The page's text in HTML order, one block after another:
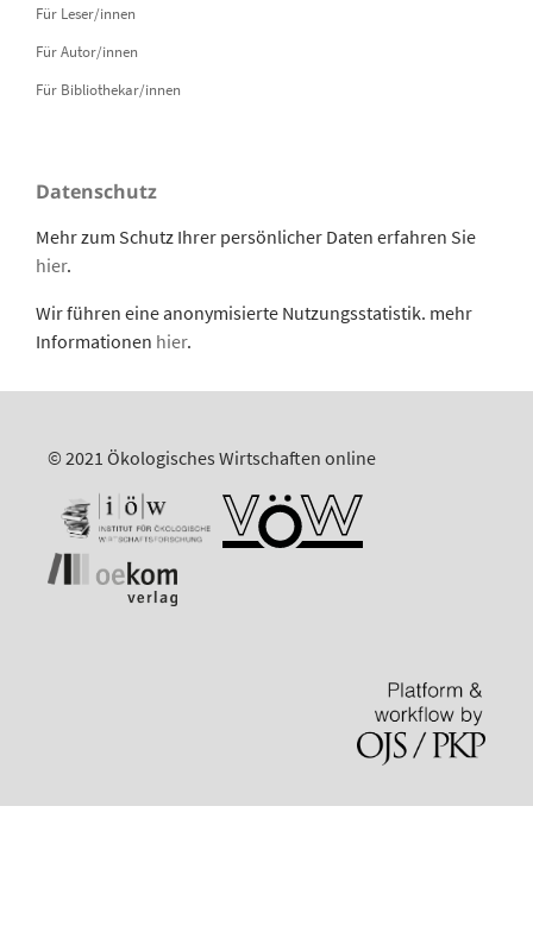
Für Leser/innen
Für Autor/innen
Für Bibliothekar/innen
Datenschutz
Mehr zum Schutz Ihrer persönlicher Daten erfahren Sie
hier.
Wir führen eine anonymisierte Nutzungsstatistik. mehr
Informationen hier.
© 2021 Ökologisches Wirtschaften online